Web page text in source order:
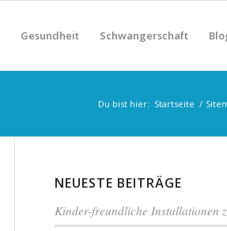
Gesundheit Schwangerschaft
Du bist hier: Startseite /
NEUESTE BEITRÄGE
Kinder-freundliche Installationen